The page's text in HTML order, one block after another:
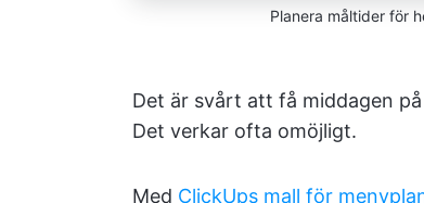
Planera måltider för
Det är svårt att få middagen
Det verkar ofta omöjligt.
Med ClickUps mall för